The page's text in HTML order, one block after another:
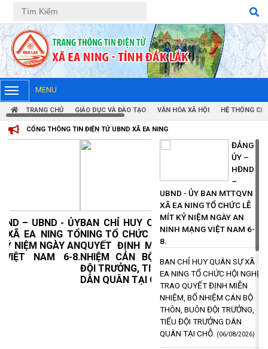
Tiếng Việt Tiếng Anh
MENU
TRANG CHỦ GIÁO DỤC VÀ ĐÀO TẠO VĂN HÓA XÃ HỘI HỆ THỐNG
TIN ĐIỆN TỬ UBND XÃ EA NING
BAN CHỈ HUY QUÂN SỰ XÃ EA
NING TỔ CHỨC HỘI NGHỊ TRAO
QUYẾT ĐỊNH MIỄN NHIỆM, BỔ
NHIỆM CÁN BỘ THÔN, BUÔN
ĐỘI TRƯỞNG, TIỂU ĐỘI TRƯỞNG
DÂN QUÂN TẠI CHỖ. (06/08/2026)
ĐẢNG
ỦY –
HĐND
–
UBND - ỦY BAN MTTQVN
XÃ EA NING TỔ CHỨC LỄ
MÍT KỶ NIỆM NGÀY AN
NINH MẠNG VIỆT NAM 6-
8.
BAN CHỈ HUY QUÂN SỰ XÃ
EA NING TỔ CHỨC HỘI NGHỊ
TRAO QUYẾT ĐỊNH MIỄN
NHIỆM, BỔ NHIỆM CÁN BỘ
THÔN, BUÔN ĐỘI TRƯỞNG,
TIỂU ĐỘI TRƯỞNG DÂN
QUÂN TẠI CHỖ. (06/08/2026)